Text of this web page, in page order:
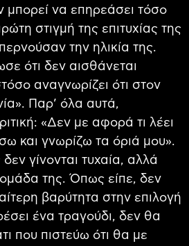
μπορεί να επηρεάσει τόσο
στιγμή της επιτυχίας της
την ηλικία της.
ότι δεν αισθάνεται
αναγνωρίζει ότι στον
Παρ’ όλα αυτά,
«Δεν με αφορά τι λέει
και γνωρίζω τα όριά μου».
γίνονται τυχαία, αλλά
ομάδα της. Όπως είπε, δεν
βαρύτητα στην επιλογή
ένα τραγούδι, δεν θα
που πιστεύω ότι θα με